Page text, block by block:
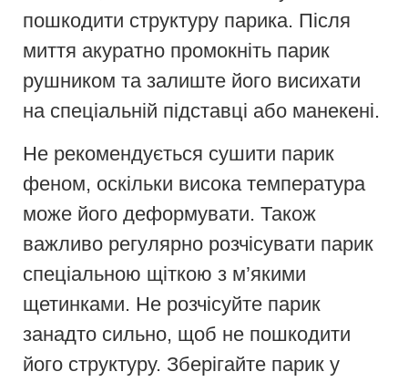
пошкодити структуру парика. Після
миття акуратно промокніть парик
рушником та залиште його висихати
на спеціальній підставці або манекені.
Не рекомендується сушити парик
феном, оскільки висока температура
може його деформувати. Також
важливо регулярно розчісувати парик
спеціальною щіткою з м’якими
щетинками. Не розчісуйте парик
занадто сильно, щоб не пошкодити
його структуру. Зберігайте парик у